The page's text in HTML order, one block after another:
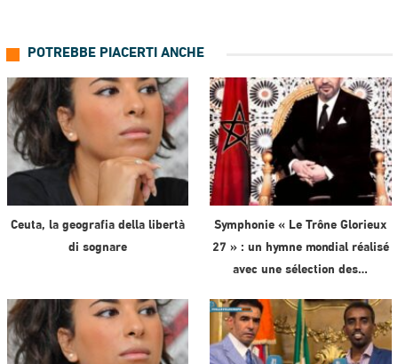
POTREBBE PIACERTI ANCHE
Ceuta, la geografia della libertà
di sognare
Symphonie « Le Trône Glorieux
27 » : un hymne mondial réalisé
avec une sélection des…